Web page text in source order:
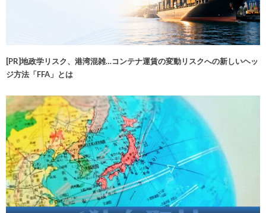
[PR]地政学リスク、港湾混雑…コンテナ運賃の変動リスクへの新しいヘッ
ジ方法「FFA」とは